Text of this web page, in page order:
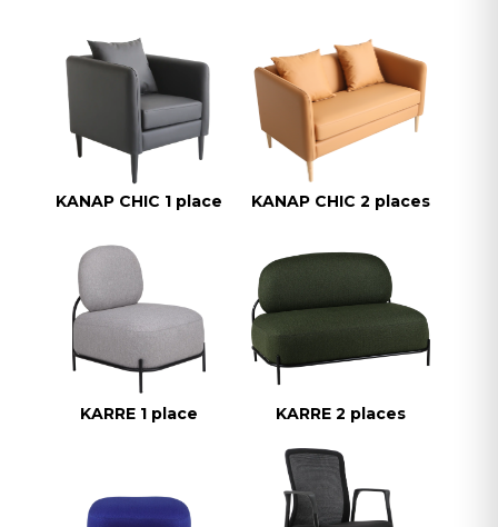
KANAP CHIC 1 place KANAP CHIC 2 places
KARRE 1 place KARRE 2 places